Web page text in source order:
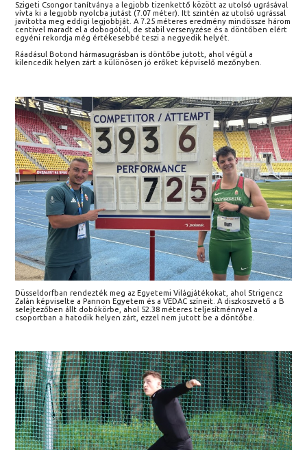
Szigeti Csongor tanítványa a legjobb tizenkettő között az utolsó ugrásával
vívta ki a legjobb nyolcba jutást (7.07 méter). Itt szintén az utolsó ugrással
javította meg eddigi legjobbját. A 7.25 méteres eredmény mindössze három
centivel maradt el a dobogótól, de stabil versenyzése és a döntőben elért
egyéni rekordja még értékesebbé teszi a negyedik helyét.
Ráadásul Botond hármasugrásban is döntőbe jutott, ahol végül a
kilencedik helyen zárt a különösen jó erőket képviselő mezőnyben.
Düsseldorfban rendezték meg az Egyetemi Világjátékokat, ahol Strigencz
Zalán képviselte a Pannon Egyetem és a VEDAC színeit. A diszkoszvető a B
selejtezőben állt dobókörbe, ahol 52.38 méteres teljesítménnyel a
csoportban a hatodik helyen zárt, ezzel nem jutott be a döntőbe.